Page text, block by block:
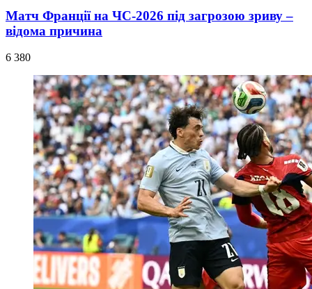
Матч Франції на ЧС-2026 під загрозою зриву –
відома причина
6 380